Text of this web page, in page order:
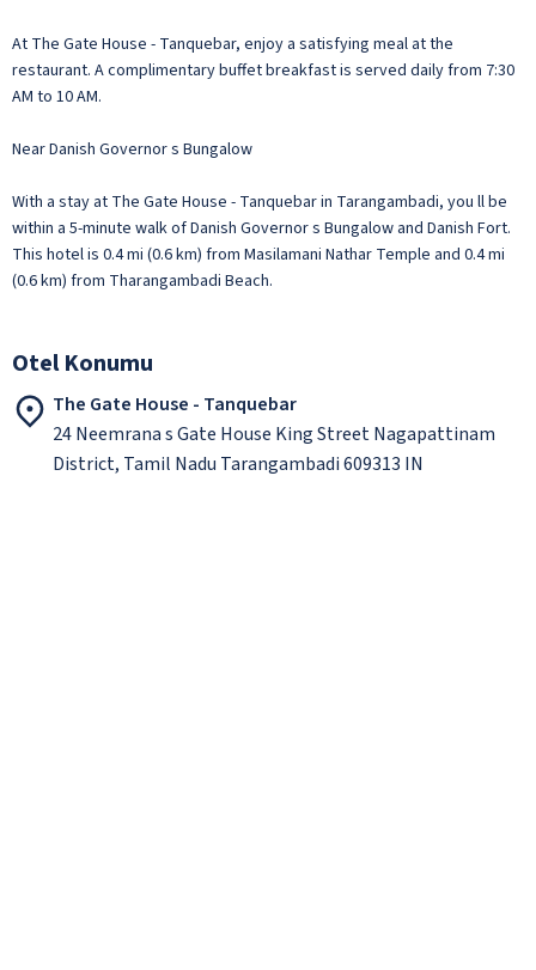
At The Gate House - Tanquebar, enjoy a satisfying meal at the
restaurant. A complimentary buffet breakfast is served daily from 7:30
AM to 10 AM.
Near Danish Governor s Bungalow
With a stay at The Gate House - Tanquebar in Tarangambadi, you ll be
within a 5-minute walk of Danish Governor s Bungalow and Danish Fort.
This hotel is 0.4 mi (0.6 km) from Masilamani Nathar Temple and 0.4 mi
(0.6 km) from Tharangambadi Beach.
Otel Konumu
The Gate House - Tanquebar
24 Neemrana s Gate House King Street Nagapattinam
District, Tamil Nadu Tarangambadi 609313 IN